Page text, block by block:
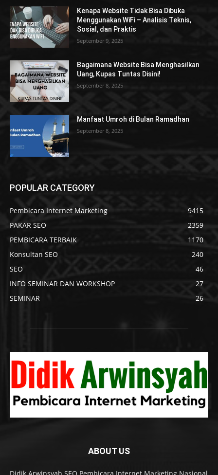
Kenapa Website Tidak Bisa Dibuka
Menggunakan WiFi – Analisis Teknis,
Sosial, dan Praktis
September 9, 2025
Bagaimana Website Bisa Menghasilkan
Uang, Kupas Tuntas Disini!
September 8, 2025
Manfaat Umroh di Bulan Ramadhan
September 8, 2025
POPULAR CATEGORY
Pembicara Internet Marketing
9415
PAKAR SEO
2359
PEMBICARA TERBAIK
1170
Konsultan SEO
240
SEO
46
INFO SEMINAR DAN WORKSHOP
27
SEMINAR
26
ABOUT US
Didik Arwinsyah SEO Pembicara Internet Marketing Nasional